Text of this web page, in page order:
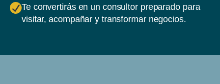
Te convertirás en un consultor preparado para
visitar, acompañar y transformar negocios.